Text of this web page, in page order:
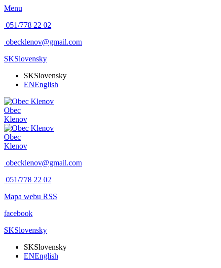
Menu
051/778 22 02
obecklenov@gmail.com
SKSlovensky
SKSlovensky
ENEnglish
Obec
Klenov
Obec
Klenov
obecklenov@gmail.com
051/778 22 02
Mapa webu RSS
facebook
SKSlovensky
SKSlovensky
ENEnglish